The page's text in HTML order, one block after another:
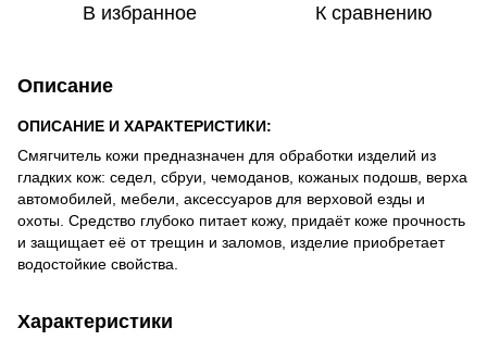
В избранное К сравнению
Описание
ОПИСАНИЕ И ХАРАКТЕРИСТИКИ:
Смягчитель кожи предназначен для обработки изделий из
гладких кож: седел, сбруи, чемоданов, кожаных подошв, верха
автомобилей, мебели, аксессуаров для верховой езды и
охоты. Средство глубоко питает кожу, придаёт коже прочность
и защищает её от трещин и заломов, изделие приобретает
водостойкие свойства.
Характеристики